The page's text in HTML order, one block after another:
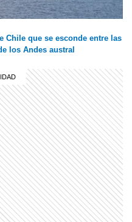
Chile que se esconde entre las
los Andes austral